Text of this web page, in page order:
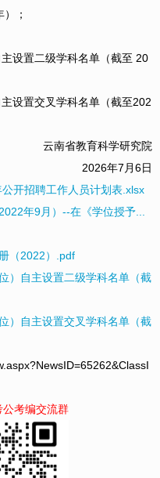
；
设置二级学科名单（截至 20
设置交叉学科名单（截至202
云南省教育科学研究院
2026年7月6日
开招聘工作人员计划表.xlsx
年9月）--在《学位授予...
（2022）.pdf
）自主设置二级学科名单（截
）自主设置交叉学科名单（截
考编交流群